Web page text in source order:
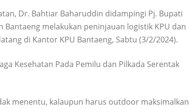
Dr. Bahtiar Baharuddin didampingi Pj. Bupati
melakukan peninjauan logistik KPU dan
di Kantor KPU Bantaeng, Sabtu (3/2/2024).
Kesehatan Pada Pemilu dan Pilkada Serentak
menentu, kalaupun harus outdoor maksimalkan